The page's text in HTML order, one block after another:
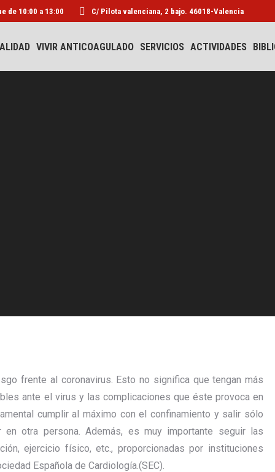
de 10:00 a 13:00 C/ Pilota valenciana, 2 bajo. 46018-Valencia
VIVIR ANTICOAGULADO SERVICIOS ACTIVIDADES
frente al coronavirus. Esto no significa que tengan más
ante el virus y las complicaciones que éste provoca en
cumplir al máximo con el confinamiento y salir sólo
otra persona. Además, es muy importante seguir las
ejercicio físico, etc., proporcionadas por instituciones
Española de Cardiología.(SEC).
AVAC ACTUALIDAD VIVIR ANTICOAGULADO